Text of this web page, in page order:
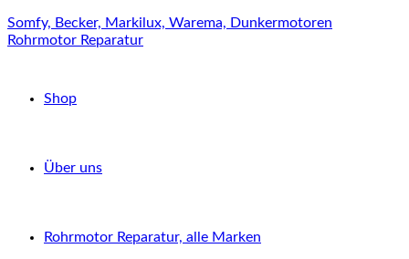
Somfy, Becker, Markilux, Warema, Dunkermotoren
Rohrmotor Reparatur
Shop
Über uns
Rohrmotor Reparatur, alle Marken